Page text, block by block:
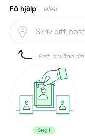
Få hjälp eller
Psst, använd